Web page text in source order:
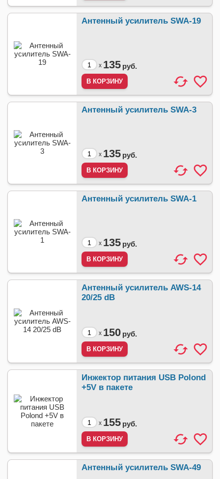
Антенный усилитель SWA-19
x 135 руб.
Антенный усилитель SWA-3
x 135 руб.
Антенный усилитель SWA-1
x 135 руб.
Антенный усилитель AWS-14
20/25 dB
x 150 руб.
Инжектор питания USB Polond
+5V в пакете
x 155 руб.
Антенный усилитель SWA-49